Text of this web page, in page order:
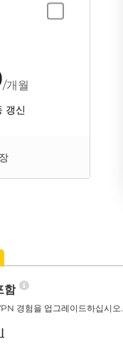
/개월
갱신
함
경험을 업그레이드하십시오.